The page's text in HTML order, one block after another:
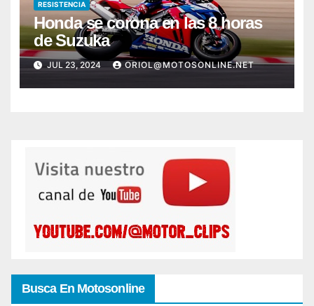
RESISTENCIA
Honda se corona en las 8 horas
de Suzuka
JUL 23, 2024 ORIOL@MOTOSONLINE.NET
Busca En Motosonline